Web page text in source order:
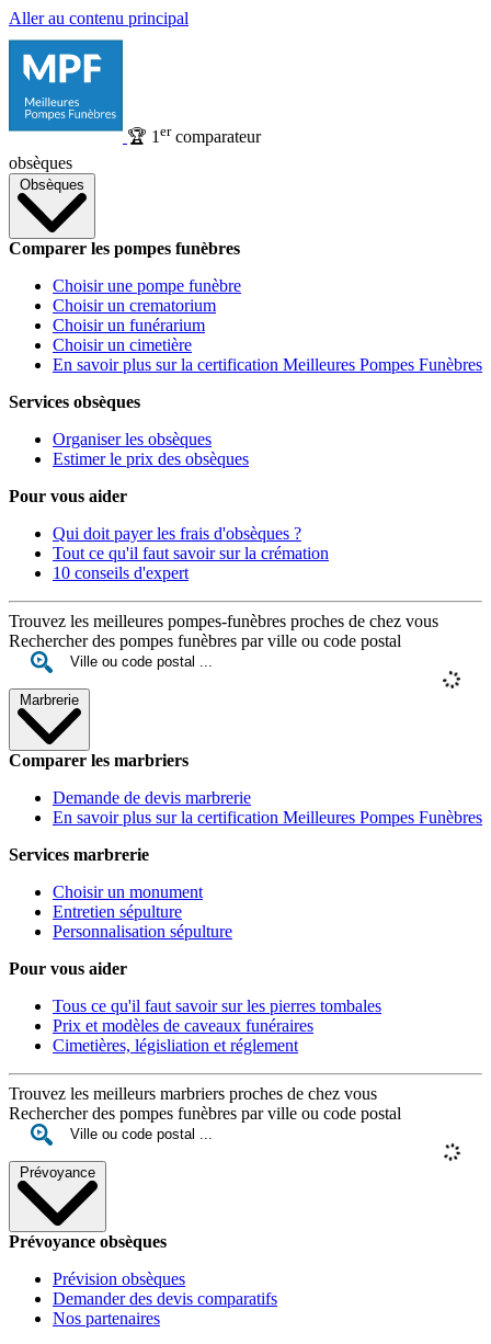
Aller au contenu principal
🏆 1 ercomparateur
obsèques
Obsèques
Comparer les pompes funèbres
Choisir une pompe funèbre
Choisir un crematorium
Choisir un funérarium
Choisir un cimetière
En savoir plus sur la certification Meilleures Pompes Funèbres
Services obsèques
Organiser les obsèques
Estimer le prix des obsèques
Pour vous aider
Qui doit payer les frais d'obsèques ?
Tout ce qu'il faut savoir sur la crémation
10 conseils d'expert
Trouvez les meilleures pompes-funèbres proches de chez vous
Rechercher des pompes funèbres par ville ou code postal
Marbrerie
Comparer les marbriers
Demande de devis marbrerie
En savoir plus sur la certification Meilleures Pompes Funèbres
Services marbrerie
Choisir un monument
Entretien sépulture
Personnalisation sépulture
Pour vous aider
Tous ce qu'il faut savoir sur les pierres tombales
Prix et modèles de caveaux funéraires
Cimetières, législiation et réglement
Trouvez les meilleurs marbriers proches de chez vous
Rechercher des pompes funèbres par ville ou code postal
Prévoyance
Prévoyance obsèques
Prévision obsèques
Demander des devis comparatifs
Nos partenaires